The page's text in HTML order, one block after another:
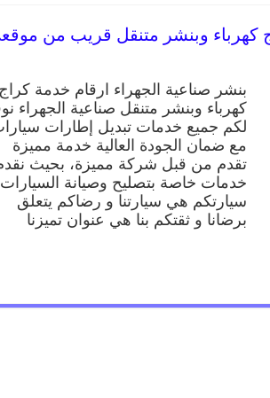
صناعية
الجهراء
99009551
كراج
كهرباء
وبنشر
متنقل
قريب
بنشر صناعية الجهراء ارقام خدمة كراج
كهرباء وبنشر متنقل صناعية الجهراء
لكم جميع خدمات تبديل إطارات
مع ضمان الجودة العالية خدمة مميزة
تقدم من قبل شركة مميزة، بحيث
خدمات خاصة بتصليح وصيانة السيارات
سيارتكم هي سيارتنا و رضاكم يتعلق
برضانا و ثقتكم بنا هي عنوان تميزنا